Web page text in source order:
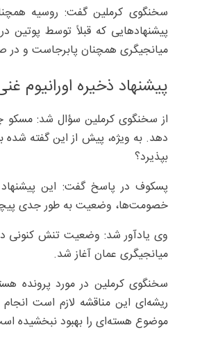
سخنگوی کرملین گفت: روسیه
پیشنهادهایی که قبلاً توسط پوتین
میانجیگری همچنان پابرجاست و در
پیشنهاد ذخیره اورانیوم
از سخنگوی کرملین سؤال شد: مسکو
دهد. به ویژه، پیش از این گفته شده
بپذیرد؟
پسکوف در پاسخ گفت: این
خصومت‌ها، وضعیت به طور جدی
وی یادآور شد: وضعیت تنش کنونی در
میانجیگری عمان آغاز شد.
سخنگوی کرملین در مورد پرونده
ریشه‌ای این مناقشه لازم است
موضوع هسته‌ای را بهبود نبخشیده